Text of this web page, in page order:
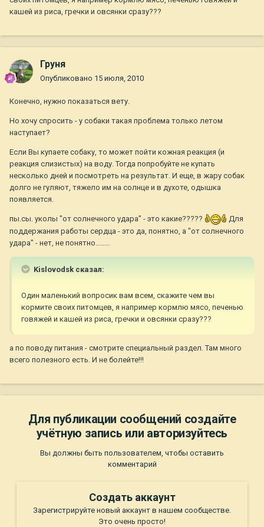
кашей из риса, гречки и овсянки сразу???
Груня
Опубликовано 15 июля, 2010
Конечно, нужно показаться вету.
Но хочу спросить - у собаки такая проблема только летом
наступает?
Если Вы купаете собаку, то может пойти кожная реакция (и
реакция слизистых) на воду. Тогда попробуйте не купать
несколько дней и посмотреть на результат. И еще, в жару собак
долго не гуляют, тяжело им на солнце и в духоте, одышка
появляется.
пы.сы. уколы "от солнечного удара" - это какие?????
Для
поддержания работы сердца - это да, понятно, а "от солнечного
удара" - нет, не понятно........
Kislovodsk сказал:
Один маленький вопросик вам всем, скажите чем вы
кормите своих питомцев, я например кормлю мясо, печенью
говяжей и кашей из риса, гречки и овсянки сразу???
а по поводу питания - смотрите специальный раздел. Там много
всего полезного есть. И не болейте!!!
Для публикации сообщений создайте
учётную запись или авторизуйтесь
Вы должны быть пользователем, чтобы оставить
комментарий
Создать аккаунт
Зарегистрируйте новый аккаунт в нашем сообществе.
Это очень просто!